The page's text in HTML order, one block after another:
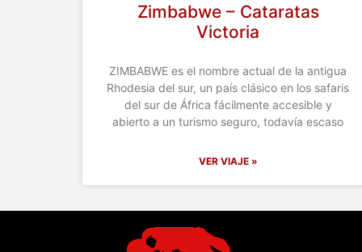
Zimbabwe – Cataratas
Victoria
ZIMBABWE es el nombre actual de la antigua
Rhodesia del sur, un país clásico en los safaris
del sur de África fácilmente accesible y
abierto a un turismo seguro, todavía escaso
VER VIAJE »